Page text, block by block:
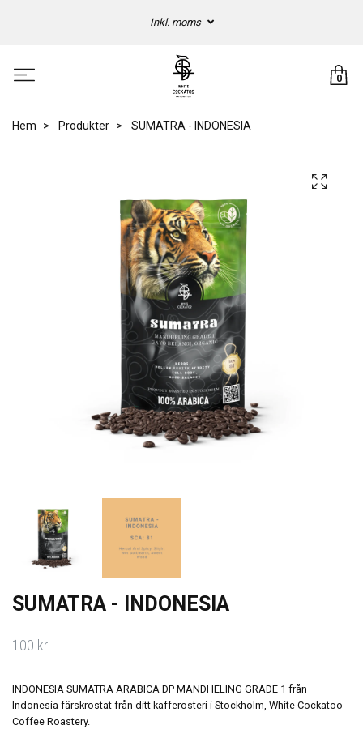
Inkl. moms
0
Hem Produkter SUMATRA - INDONESIA
SUMATRA - INDONESIA
100 kr
INDONESIA SUMATRA ARABICA DP MANDHELING GRADE 1 från
Indonesia färskrostat från ditt kafferosteri i Stockholm, White Cockatoo
Coffee Roastery.